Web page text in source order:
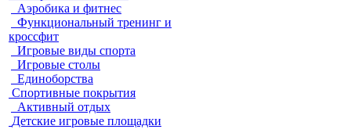
Аэробика и фитнес
Функциональный тренинг и
кроссфит
Игровые виды спорта
Игровые столы
Единоборства
Спортивные покрытия
Активный отдых
Детские игровые площадки